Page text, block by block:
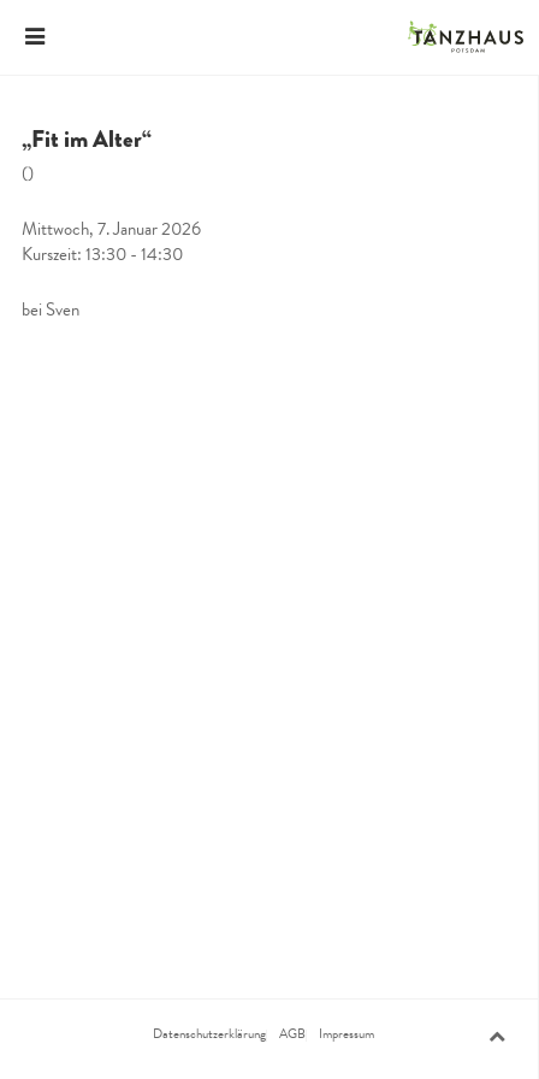
„Fit im Alter“
()
Mittwoch, 7. Januar 2026
Kurszeit: 13:30 - 14:30
bei Sven
Datenschutzerklärung AGB Impressum